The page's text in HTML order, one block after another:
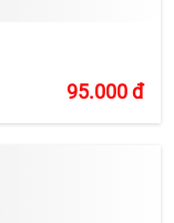
95.000đ